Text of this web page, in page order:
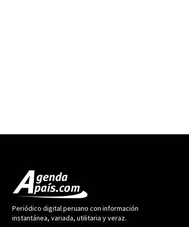
Periódico digital peruano con información
instantánea, variada, utilitaria y veraz.